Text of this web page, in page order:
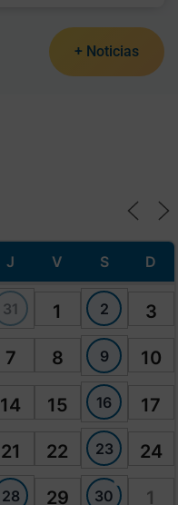
+ Noticias
J V S D
31 1 2 3
7 8 9 10
14 15 16 17
21 22 23 24
28 29 30 1